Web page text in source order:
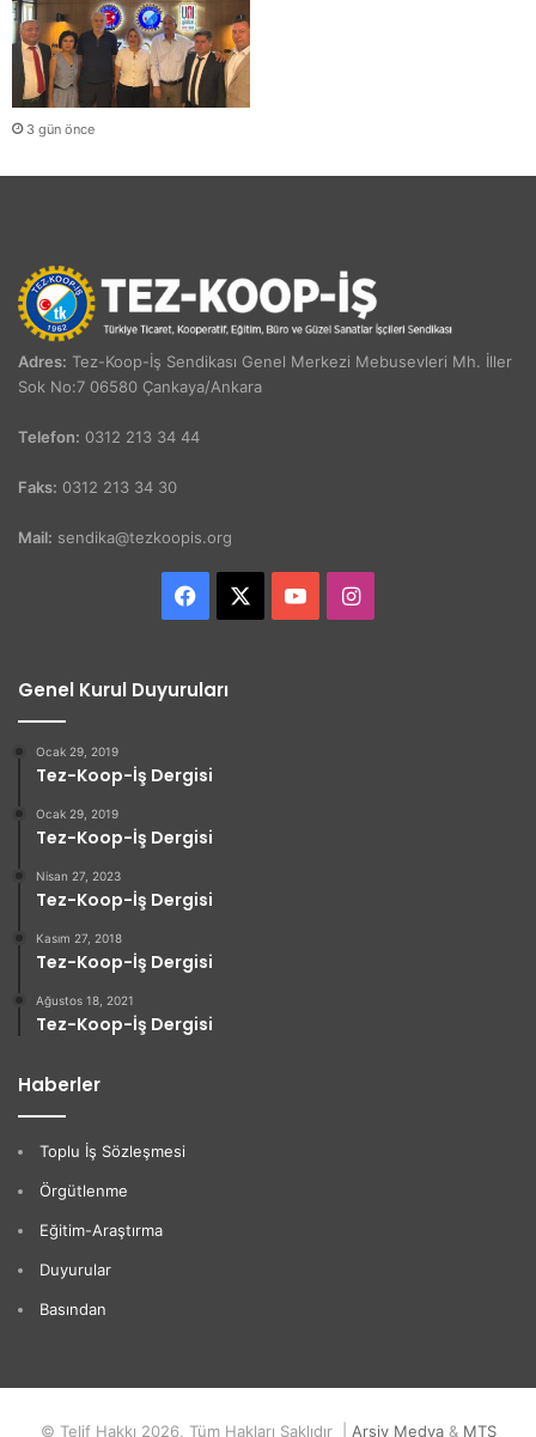
3 gün önce
Adres: Tez-Koop-İş Sendikası Genel Merkezi Mebusevleri Mh. İller
Sok No:7 06580 Çankaya/Ankara
Telefon: 0312 213 34 44
Faks: 0312 213 34 30
Mail: sendika@tezkoopis.org
Facebook YouTubeInstagram
Genel Kurul Duyuruları
Ocak 29, 2019
Tez-Koop-İş Dergisi
Ocak 29, 2019
Tez-Koop-İş Dergisi
Nisan 27, 2023
Tez-Koop-İş Dergisi
Kasım 27, 2018
Tez-Koop-İş Dergisi
Ağustos 18, 2021
Tez-Koop-İş Dergisi
Haberler
Toplu İş Sözleşmesi
Örgütlenme
Eğitim-Araştırma
Duyurular
Basından
© Telif Hakkı 2026, Tüm Hakları Saklıdır | Arşiv Medya& MTS